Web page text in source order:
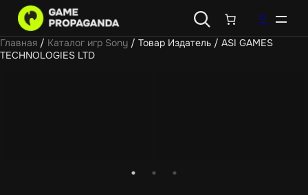
Главная / Каталог игр Sony / Товар Издатель / ASI GAMES
TECHNOLOGIES LTD